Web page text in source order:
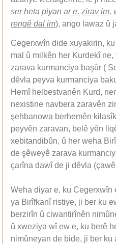
ser heta piyan ar e. zirav im,
rengê dal im), ango lawaz û
Cegerxwîn dide xuyakirin,
mal û milkên her Kurdekî
zarava kurmanciya başûr (
dêvla peyva kurmanciya
Hemî helbestvanên Kurd,
nexistine navbera zaravên
şehbanowa berhemên
peyvên zaravan, belê yên
xebitandibûn, û her weha
de şêweyê zarava
çarîna dawî de ji dêvla
Weha diyar e, ku Cegerxwîn
ya Birîfkanî ristiye, ji ber ku
berzirîn û ciwantirînên
û xweziya wî ew e, ku berê
nimûneyan de bide, ji ber ku